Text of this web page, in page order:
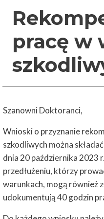
pracę w
Szanowni Doktoranci,
Wnioski o przyznanie
szkodliwych można
dnia 20 października 2023
przedłużeniu, którzy
warunkach, mogą również
udokumentują 40 godzin